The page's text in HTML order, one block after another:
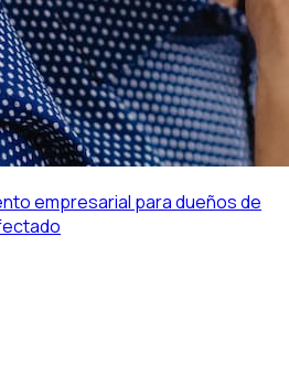
empresarial para dueños de